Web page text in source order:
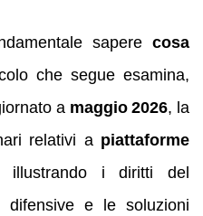
sapere cosa
che segue esamina,
a maggio 2026, la
relativi a piattaforme
illustrando i diritti del
difensive e le soluzioni